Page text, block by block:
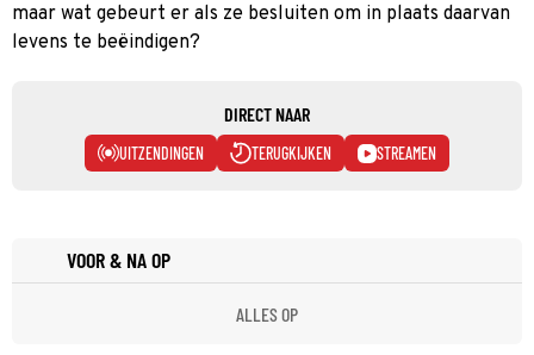
maar wat gebeurt er als ze besluiten om in plaats daarvan
levens te beëindigen?
DIRECT NAAR
UITZENDINGEN TERUGKIJKEN STREAMEN
VOOR & NA OP
ALLES OP